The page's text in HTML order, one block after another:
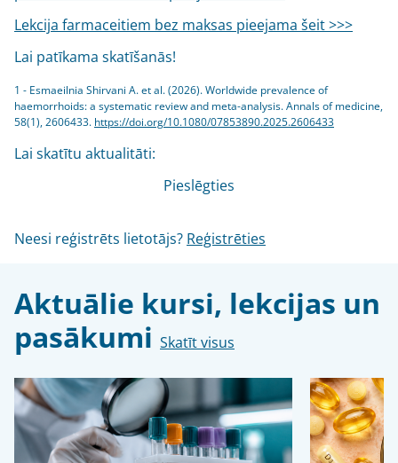
Lekcija farmaceitiem bez maksas pieejama šeit >>>
Lai patīkama skatīšanās!
1 - Esmaeilnia Shirvani A. et al. (2026). Worldwide prevalence of
haemorrhoids: a systematic review and meta-analysis. Annals of medicine,
58(1), 2606433. https://doi.org/10.1080/07853890.2025.2606433
Lai skatītu aktualitāti:
Pieslēgties
Neesi reģistrēts lietotājs? Reģistrēties
Aktuālie kursi, lekcijas un
pasākumi Skatīt visus